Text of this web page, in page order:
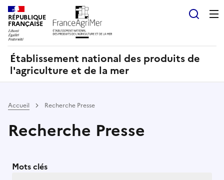
RÉPUBLIQUE
FRANÇAISE
Établissement national des produits de
l'agriculture et de la mer
Accueil Recherche Presse
Recherche Presse
Mots clés
Panneau de gestion des cookies